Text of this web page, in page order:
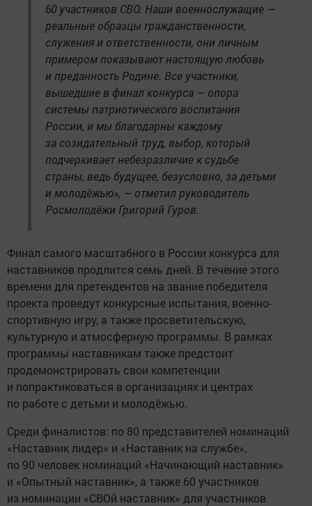
60 участников СВО. Наши военнослужащие —
реальные образцы гражданственности,
служения и ответственности, они личным
примером показывают настоящую любовь
и преданность Родине. Все участники,
вышедшие в финал конкурса — опора
системы патриотического воспитания
России, и мы благодарны каждому
за созидательный труд, выбор, который
подчеркивает небезразличие к судьбе
страны, ведь будущее, безусловно, за детьми
и молодёжью», — отметил руководитель
Росмолодёжи Григорий Гуров.
Финал самого масштабного в России конкурса для
наставников продлится семь дней. В течение этого
времени для претендентов на звание победителя
проекта проведут конкурсные испытания, военно-
спортивную игру, а также просветительскую,
культурную и атмосферную программы. В рамках
программы наставникам также предстоит
продемонстрировать свои компетенции
и попрактиковаться в организациях и центрах
по работе с детьми и молодёжью.
Среди финалистов: по 80 представителей номинаций
«Наставник лидер» и «Наставник на службе»,
по 90 человек номинаций «Начинающий наставник»
и «Опытный наставник», а также 60 участников
из номинации «СВОй наставник» для участников